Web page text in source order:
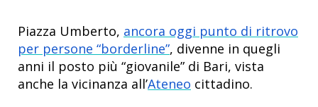
Piazza Umberto, ancora oggi punto di ritrovo
per persone “borderline”, divenne in quegli
anni il posto più “giovanile” di Bari, vista
anche la vicinanza all’Ateneo cittadino.